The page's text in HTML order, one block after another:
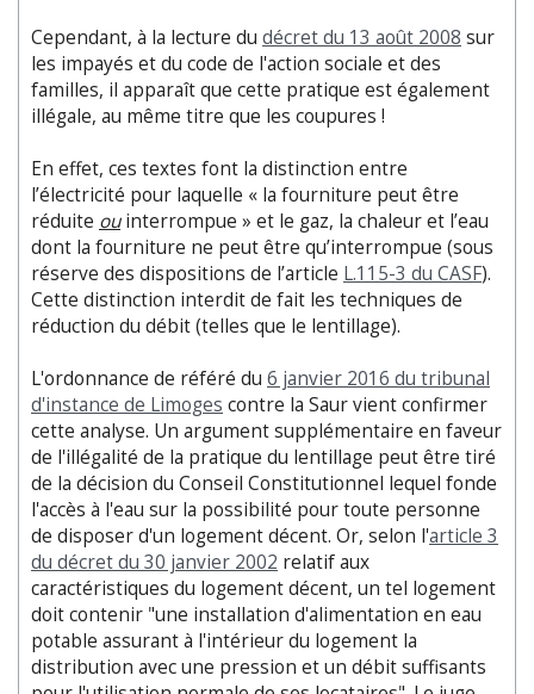
Cependant, à la lecture du décret du 13 août 2008 sur
les impayés et du code de l'action sociale et des
familles, il apparaît que cette pratique est également
illégale, au même titre que les coupures !
En effet, ces textes font la distinction entre
l’électricité pour laquelle « la fourniture peut être
réduite ouinterrompue » et le gaz, la chaleur et l’eau
dont la fourniture ne peut être qu’interrompue (sous
réserve des dispositions de l’article L.115-3 du CASF).
Cette distinction interdit de fait les techniques de
réduction du débit (telles que le lentillage).
L'ordonnance de référé du 6 janvier 2016 du tribunal
d'instance de Limoges contre la Saur vient confirmer
cette analyse. Un argument supplémentaire en faveur
de l'illégalité de la pratique du lentillage peut être tiré
de la décision du Conseil Constitutionnel lequel fonde
l'accès à l'eau sur la possibilité pour toute personne
de disposer d'un logement décent. Or, selon l'article 3
du décret du 30 janvier 2002 relatif aux
caractéristiques du logement décent, un tel logement
doit contenir "une installation d'alimentation en eau
potable assurant à l'intérieur du logement la
distribution avec une pression et un débit suffisants